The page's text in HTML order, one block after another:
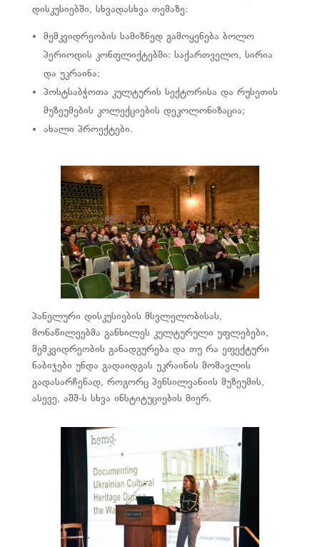
დისკუსიებში, სხვადასხვა თემაზე:
მემკვიდრეობის სამიზნედ გამოყენება ბოლო
პერიოდის კონფლიქტებში: საქართველო, სირია
და უკრაინა;
პოსტსაბჭოთა კულტურის სექტორისა და რუსეთის
მუზეუმების კოლექციების დეკოლონიზაცია;
ახალი პროექტები.
პანელური დისკუსიების მსვლელობისას,
მონაწილეებმა განხილეს კულტურული უფლებები,
მემკვიდრეობის განადგურება და თუ რა ეფექტური
ნაბიჯები უნდა გადაიდგას უკრაინის მომავლის
გადასარჩენად, როგორც პენსილვანიის მუზეუმის,
ასევე, აშშ-ს სხვა ინსტიტუციების მიერ.